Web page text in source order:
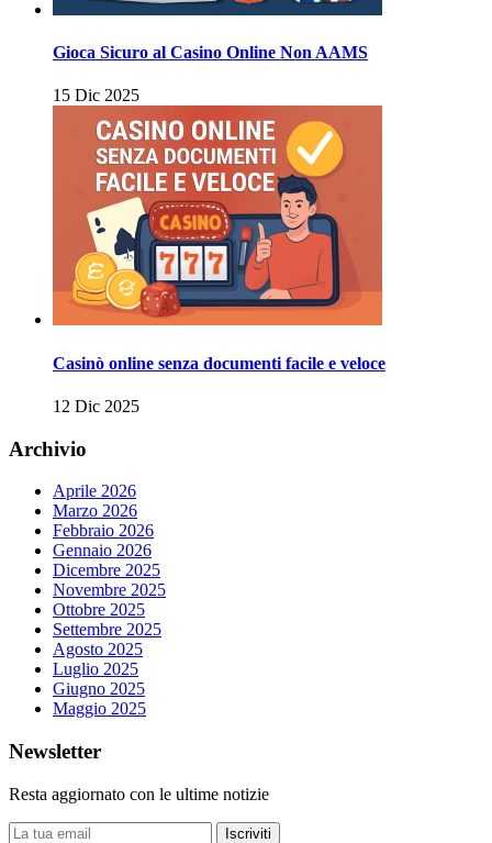
Gioca Sicuro al Casino Online Non AAMS
15 Dic 2025
Casinò online senza documenti facile e veloce
12 Dic 2025
Archivio
Aprile 2026
Marzo 2026
Febbraio 2026
Gennaio 2026
Dicembre 2025
Novembre 2025
Ottobre 2025
Settembre 2025
Agosto 2025
Luglio 2025
Giugno 2025
Maggio 2025
Newsletter
Resta aggiornato con le ultime notizie
Iscriviti